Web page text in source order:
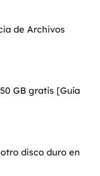
de Archivos
GB gratis [Guía
disco duro en